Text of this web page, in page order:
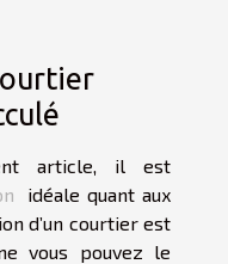
article, il est
idéale quant aux
d’un courtier est
vous pouvez le